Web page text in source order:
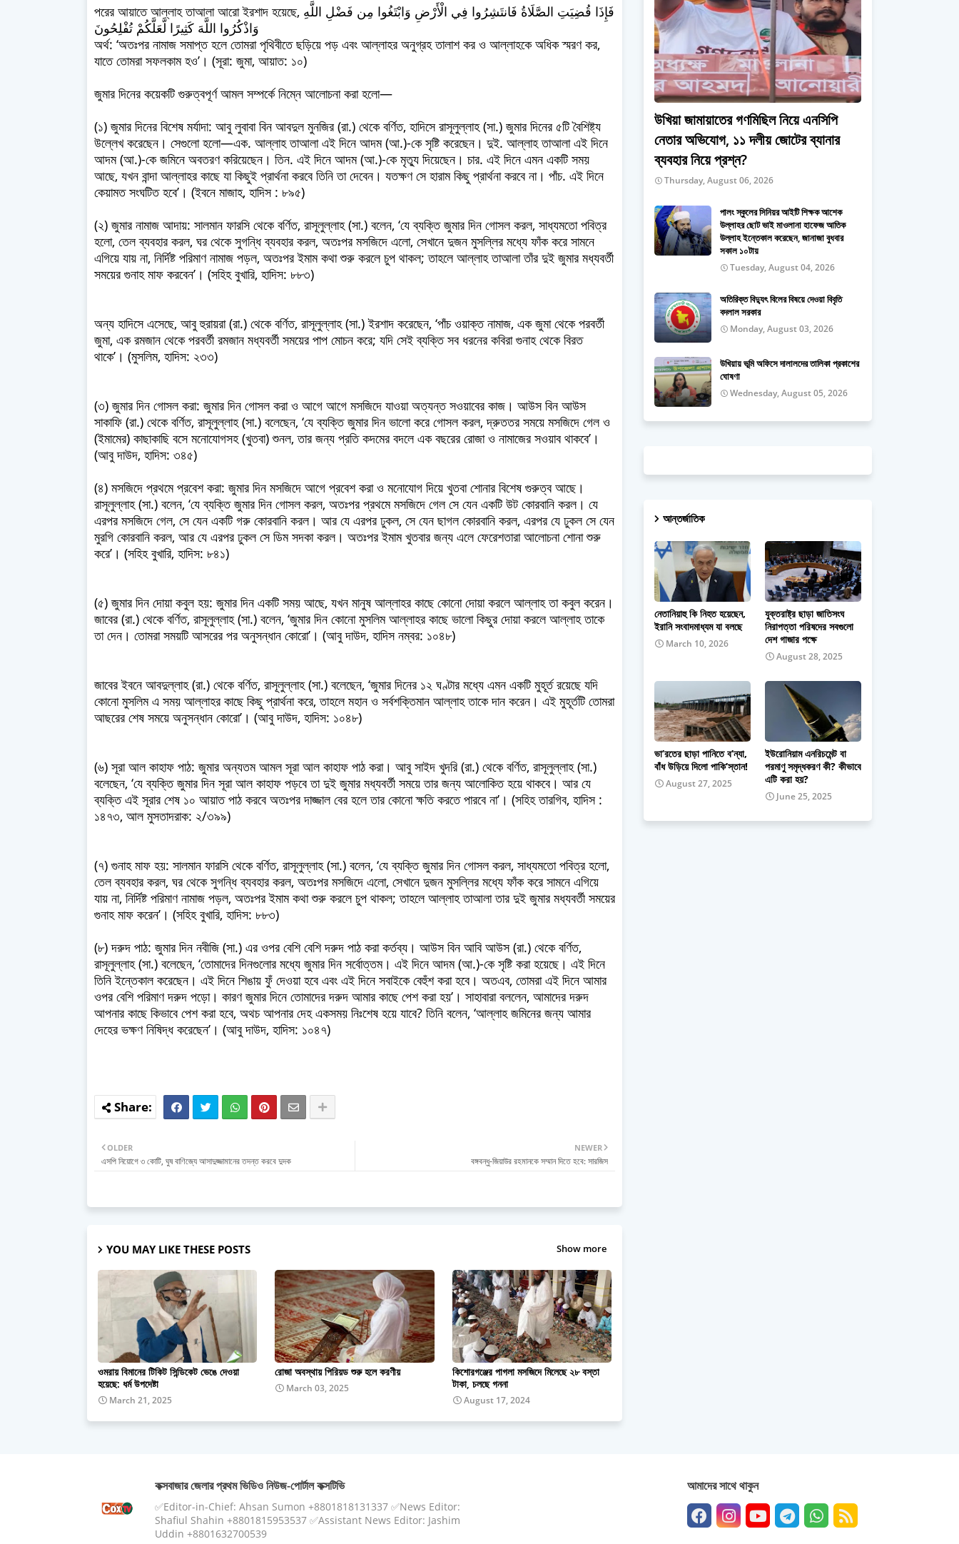
পরের আয়াতে আল্লাহ তাআলা আরো ইরশাদ হয়েছে, فَإِذَا قُضِيَتِ الصَّلَاةُ فَانتَشِرُوا فِي الْأَرْضِ وَابْتَغُوا مِن فَضْلِ اللَّهِ
وَاذْكُرُوا اللَّهَ كَثِيرًا لَّعَلَّكُمْ تُفْلِحُونَ
অর্থ: ‘অতঃপর নামাজ সমাপ্ত হলে তোমরা পৃথিবীতে ছড়িয়ে পড় এবং আল্লাহর অনুগ্রহ তালাশ কর ও আল্লাহকে অধিক স্মরণ কর,
যাতে তোমরা সফলকাম হও’। (সূরা: জুমা, আয়াত: ১০)
জুমার দিনের কয়েকটি গুরুত্বপূর্ণ আমল সম্পর্কে নিম্নে আলোচনা করা হলো—
(১) জুমার দিনের বিশেষ মর্যাদা: আবু লুবাবা বিন আবদুল মুনজির (রা.) থেকে বর্ণিত, হাদিসে রাসূলুল্লাহ (সা.) জুমার দিনের ৫টি বৈশিষ্ট্য
উল্লেখ করেছেন। সেগুলো হলো—এক. আল্লাহ তাআলা এই দিনে আদম (আ.)-কে সৃষ্টি করেছেন। দুই. আল্লাহ তাআলা এই দিনে
আদম (আ.)-কে জমিনে অবতরণ করিয়েছেন। তিন. এই দিনে আদম (আ.)-কে মৃত্যু দিয়েছেন। চার. এই দিনে এমন একটি সময়
আছে, যখন বান্দা আল্লাহর কাছে যা কিছুই প্রার্থনা করবে তিনি তা দেবেন। যতক্ষণ সে হারাম কিছু প্রার্থনা করবে না। পাঁচ. এই দিনে
কেয়ামত সংঘটিত হবে’। (ইবনে মাজাহ, হাদিস : ৮৯৫)
(২) জুমার নামাজ আদায়: সালমান ফারসি থেকে বর্ণিত, রাসূলুল্লাহ (সা.) বলেন, ‘যে ব্যক্তি জুমার দিন গোসল করল, সাধ্যমতো পবিত্র
হলো, তেল ব্যবহার করল, ঘর থেকে সুগন্ধি ব্যবহার করল, অতঃপর মসজিদে এলো, সেখানে দুজন মুসল্লির মধ্যে ফাঁক করে সামনে
এগিয়ে যায় না, নির্দিষ্ট পরিমাণ নামাজ পড়ল, অতঃপর ইমাম কথা শুরু করলে চুপ থাকল; তাহলে আল্লাহ তাআলা তাঁর দুই জুমার মধ্যবর্তী
সময়ের গুনাহ মাফ করবেন’। (সহিহ বুখারি, হাদিস: ৮৮৩)
অন্য হাদিসে এসেছে, আবু হুরায়রা (রা.) থেকে বর্ণিত, রাসূলুল্লাহ (সা.) ইরশাদ করেছেন, ‘পাঁচ ওয়াক্ত নামাজ, এক জুমা থেকে পরবর্তী
জুমা, এক রমজান থেকে পরবর্তী রমজান মধ্যবর্তী সময়ের পাপ মোচন করে; যদি সেই ব্যক্তি সব ধরনের কবিরা গুনাহ থেকে বিরত
থাকে’। (মুসলিম, হাদিস: ২৩৩)
(৩) জুমার দিন গোসল করা: জুমার দিন গোসল করা ও আগে আগে মসজিদে যাওয়া অত্যন্ত সওয়াবের কাজ। আউস বিন আউস
সাকাফি (রা.) থেকে বর্ণিত, রাসূলুল্লাহ (সা.) বলেছেন, ‘যে ব্যক্তি জুমার দিন ভালো করে গোসল করল, দ্রুততর সময়ে মসজিদে গেল ও
(ইমামের) কাছাকাছি বসে মনোযোগসহ (খুতবা) শুনল, তার জন্য প্রতি কদমের বদলে এক বছরের রোজা ও নামাজের সওয়াব থাকবে’।
(আবু দাউদ, হাদিস: ৩৪৫)
(৪) মসজিদে প্রথমে প্রবেশ করা: জুমার দিন মসজিদে আগে প্রবেশ করা ও মনোযোগ দিয়ে খুতবা শোনার বিশেষ গুরুত্ব আছে।
রাসূলুল্লাহ (সা.) বলেন, ‘যে ব্যক্তি জুমার দিন গোসল করল, অতঃপর প্রথমে মসজিদে গেল সে যেন একটি উট কোরবানি করল। যে
এরপর মসজিদে গেল, সে যেন একটি গরু কোরবানি করল। আর যে এরপর ঢুকল, সে যেন ছাগল কোরবানি করল, এরপর যে ঢুকল সে যেন
মুরগি কোরবানি করল, আর যে এরপর ঢুকল সে ডিম সদকা করল। অতঃপর ইমাম খুতবার জন্য এলে ফেরেশতারা আলোচনা শোনা শুরু
করে’। (সহিহ বুখারি, হাদিস: ৮৪১)
(৫) জুমার দিন দোয়া কবুল হয়: জুমার দিন একটি সময় আছে, যখন মানুষ আল্লাহর কাছে কোনো দোয়া করলে আল্লাহ তা কবুল করেন।
জাবের (রা.) থেকে বর্ণিত, রাসূলুল্লাহ (সা.) বলেন, ‘জুমার দিন কোনো মুসলিম আল্লাহর কাছে ভালো কিছুর দোয়া করলে আল্লাহ তাকে
তা দেন। তোমরা সময়টি আসরের পর অনুসন্ধান কোরো’। (আবু দাউদ, হাদিস নম্বর: ১০৪৮)
জাবের ইবনে আবদুল্লাহ (রা.) থেকে বর্ণিত, রাসূলুল্লাহ (সা.) বলেছেন, ‘জুমার দিনের ১২ ঘণ্টার মধ্যে এমন একটি মুহূর্ত রয়েছে যদি
কোনো মুসলিম এ সময় আল্লাহর কাছে কিছু প্রার্থনা করে, তাহলে মহান ও সর্বশক্তিমান আল্লাহ তাকে দান করেন। এই মুহূর্তটি তোমরা
আছরের শেষ সময়ে অনুসন্ধান কোরো’। (আবু দাউদ, হাদিস: ১০৪৮)
(৬) সূরা আল কাহাফ পাঠ: জুমার অন্যতম আমল সূরা আল কাহাফ পাঠ করা। আবু সাইদ খুদরি (রা.) থেকে বর্ণিত, রাসূলুল্লাহ (সা.)
বলেছেন, ‘যে ব্যক্তি জুমার দিন সূরা আল কাহাফ পড়বে তা দুই জুমার মধ্যবর্তী সময়ে তার জন্য আলোকিত হয়ে থাকবে। আর যে
ব্যক্তি এই সূরার শেষ ১০ আয়াত পাঠ করবে অতঃপর দাজ্জাল বের হলে তার কোনো ক্ষতি করতে পারবে না’। (সহিহ তারগিব, হাদিস :
১৪৭৩, আল মুসতাদরাক: ২/৩৯৯)
(৭) গুনাহ মাফ হয়: সালমান ফারসি থেকে বর্ণিত, রাসূলুল্লাহ (সা.) বলেন, ‘যে ব্যক্তি জুমার দিন গোসল করল, সাধ্যমতো পবিত্র হলো,
তেল ব্যবহার করল, ঘর থেকে সুগন্ধি ব্যবহার করল, অতঃপর মসজিদে এলো, সেখানে দুজন মুসল্লির মধ্যে ফাঁক করে সামনে এগিয়ে
যায় না, নির্দিষ্ট পরিমাণ নামাজ পড়ল, অতঃপর ইমাম কথা শুরু করলে চুপ থাকল; তাহলে আল্লাহ তাআলা তার দুই জুমার মধ্যবর্তী সময়ের
গুনাহ মাফ করেন’। (সহিহ বুখারি, হাদিস: ৮৮৩)
(৮) দরুদ পাঠ: জুমার দিন নবীজি (সা.) এর ওপর বেশি বেশি দরুদ পাঠ করা কর্তব্য। আউস বিন আবি আউস (রা.) থেকে বর্ণিত,
রাসূলুল্লাহ (সা.) বলেছেন, ‘তোমাদের দিনগুলোর মধ্যে জুমার দিন সর্বোত্তম। এই দিনে আদম (আ.)-কে সৃষ্টি করা হয়েছে। এই দিনে
তিনি ইন্তেকাল করেছেন। এই দিনে শিঙায় ফুঁ দেওয়া হবে এবং এই দিনে সবাইকে বেহুঁশ করা হবে। অতএব, তোমরা এই দিনে আমার
ওপর বেশি পরিমাণ দরুদ পড়ো। কারণ জুমার দিনে তোমাদের দরুদ আমার কাছে পেশ করা হয়’। সাহাবারা বললেন, আমাদের দরুদ
আপনার কাছে কিভাবে পেশ করা হবে, অথচ আপনার দেহ একসময় নিঃশেষ হয়ে যাবে? তিনি বলেন, ‘আল্লাহ জমিনের জন্য আমার
দেহের ভক্ষণ নিষিদ্ধ করেছেন’। (আবু দাউদ, হাদিস: ১০৪৭)
NEWER
বঙ্গবন্ধু-জিয়াউর রহমানকে সম্মান দিতে হবে: সারজিস
OLDER
এসপি নিয়োগে ৩ কোটি, ঘুষ বাণিজ্যে আসাদুজ্জামানের তদন্ত করবে দুদক
YOU MAY LIKE THESE POSTS Show more
ওমরায় বিমানের টিকিট সিন্ডিকেট ভেঙে দেওয়া
হয়েছে: ধর্ম উপদেষ্টা
March 21, 2025
রোজা অবস্থায় পিরিয়ড শুরু হলে করণীয়
March 03, 2025
কিশোরগঞ্জের পাগলা মসজিদে মিলেছে ২৮ বস্তা
টাকা, চলছে গননা
August 17, 2024
উখিয়া জামায়াতের গণমিছিল নিয়ে এনসিপি
নেতার অভিযোগ, ১১ দলীয় জোটের ব্যানার
ব্যবহার নিয়ে প্রশ্ন?
Thursday, August 06, 2026
পালং স্কুলের সিনিয়র আইটি শিক্ষক আশেক
উল্লাহর ছোট ভাই মাওলানা হাফেজ আতিক
উল্লাহ ইন্তেকাল করেছেন, জানাজা বুধবার
সকাল ১০টায়
Tuesday, August 04, 2026
অতিরিক্ত বিদ্যুৎ বিলের বিষয়ে দেওয়া বিবৃতি
বদলাল সরকার
Monday, August 03, 2026
উখিয়ায় ভূমি অফিসে দালালদের তালিকা প্রকাশের
ঘোষণা
Wednesday, August 05, 2026
আন্তর্জাতিক
নেতানিয়াহু কি নিহত হয়েছেন,
ইরানি সংবাদমাধ্যম যা বলছে
March 10, 2026
যুক্তরাষ্ট্র ছাড়া জাতিসংঘ
নিরাপত্তা পরিষদের সবগুলো
দেশ গাজার পক্ষে
August 28, 2025
ভা’রতের ছাড়া পানিতে ব’ন্যা,
বাঁধ উড়িয়ে দিলো পাকি’স্তান!
August 27, 2025
ইউরোনিয়াম এনরিচমেন্ট বা
পরমাণু সমৃদ্ধকরণ কী? কীভাবে
এটি করা হয়?
June 25, 2025
কক্সবাজার জেলার প্রথম ভিডিও নিউজ-পোর্টাল কক্সটিভি
✅Editor-in-Chief: Ahsan Sumon +8801818131337 ✅News Editor:
Shafiul Shahin +8801815953537 ✅Assistant News Editor: Jashim
Uddin +8801632700539
আমাদের সাথে থাকুন